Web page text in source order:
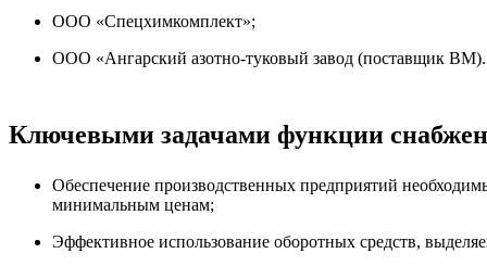
ООО «Спецхимкомплект»;
ООО «Ангарский азотно-туковый завод (поставщик ВМ).
Ключевыми задачами функции
Обеспечение производственных предприятий
минимальным ценам;
Эффективное использование оборотных средств,